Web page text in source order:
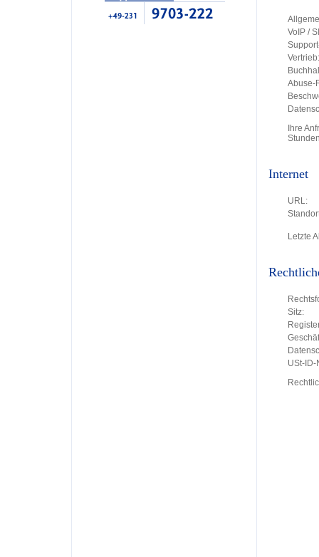
VoIP /
Vertrieb:
Abuse-
Ihre
Internet
URL:
Letzte
Sitz:
USt-ID-